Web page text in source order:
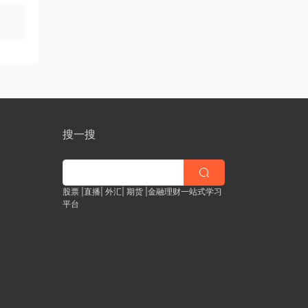
搜一搜
股票 |直播| 外汇| 期货 |金融理财一站式学习
平台